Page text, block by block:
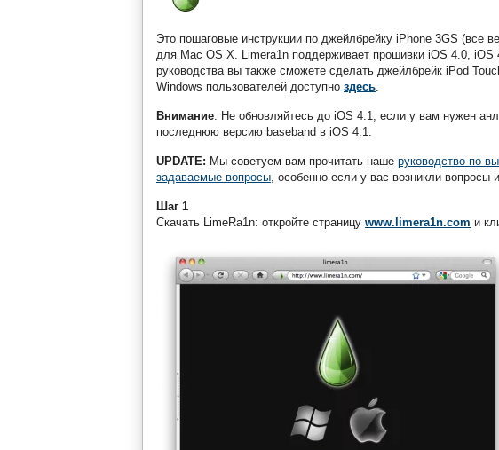
Это пошаговые инструкции по джейлбрейку iPhone 3GS (все
для Mac OS X. Limera1n поддерживает прошивки iOS 4.0,
руководства вы также сможете сделать джейлбрейк iPod
Windows пользователей доступно здесь.
Внимание: Не обновляйтесь до iOS 4.1, если у вам нужен
последнюю версию baseband в iOS 4.1.
UPDATE: Мы советуем вам прочитать наше руководство по
задаваемые вопросы, особенно если у вас возникли вопросы
Шаг 1
Скачать LimeRa1n: откройте страницу www.limera1n.com и